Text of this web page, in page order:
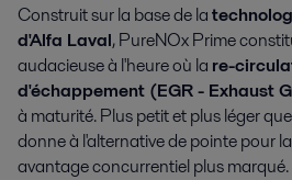
Construit sur la base de la
d'Alfa Laval, PureNOx Prime
audacieuse à l'heure où la re-
d'échappement (EGR - Exhaust
à maturité. Plus petit et plus léger
donne à l'alternative de pointe pour la
avantage concurrentiel plus marqué.